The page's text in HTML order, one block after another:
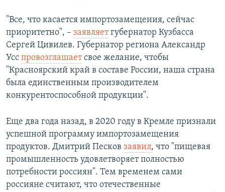
"Все, что касается импортозамещения, сейчас
приоритетно", – заявляетгубернатор Кузбасса
Сергей Цивилев. Губернатор региона Александр
Усс провозглашаетсвое желание, чтобы
"Красноярский край в составе России, наша страна
была единственным производителем
конкурентоспособной продукции".
Еще два года назад, в 2020 году в Кремле признали
успешной программу импортозамещения
продуктов. Дмитрий Песков заявил, что "пищевая
промышленность удовлетворяет полностью
потребности россиян". Тем временем сами
россияне считают, что отечественные